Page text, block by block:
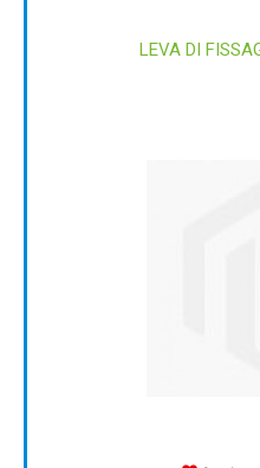
LEVA DI